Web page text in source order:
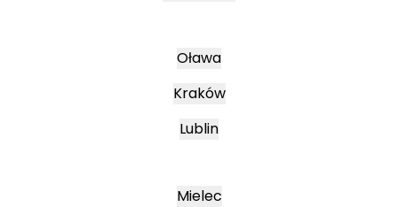
Oława
Kraków
Lublin
Mielec